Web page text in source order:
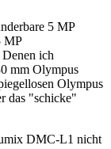
5 MP
MP
Denen ich
mm Olympus
Olympus
das "schicke"
DMC-L1 nicht